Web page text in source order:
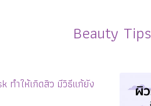
Beauty Tips
ทำให้เกิดสิว มีวิธีแก้ยัง